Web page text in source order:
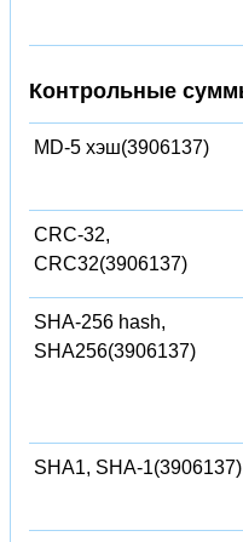
Контрольные
MD-5 хэш(3906137)
CRC-32,
CRC32(3906137)
SHA-256 hash,
SHA256(3906137)
SHA1, SHA-1(3906137)